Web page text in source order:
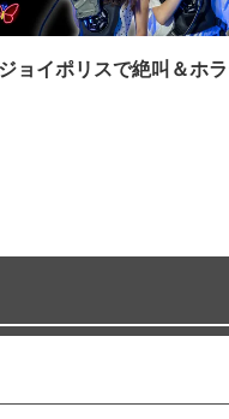
ョイポリスで絶叫＆ホ